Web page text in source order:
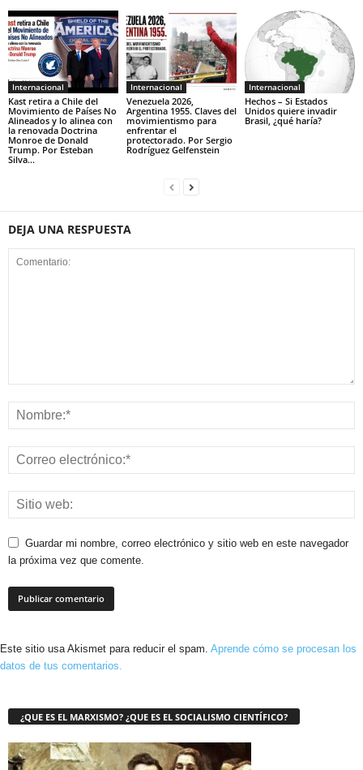
Internacional
Kast retira a Chile del
Movimiento de Países No
Alineados y lo alinea con
la renovada Doctrina
Monroe de Donald
Trump. Por Esteban
Silva...
Internacional
Venezuela 2026,
Argentina 1955. Claves del
movimientismo para
enfrentar el
protectorado. Por Sergio
Rodríguez Gelfenstein
Internacional
Hechos – Si Estados
Unidos quiere invadir
Brasil, ¿qué haría?
DEJA UNA RESPUESTA
Guardar mi nombre, correo electrónico y sitio web en este navegador
la próxima vez que comente.
Este sitio usa Akismet para reducir el spam. Aprende cómo se procesan los
datos de tus comentarios.
¿QUE ES EL MARXISMO? ¿QUE ES EL SOCIALISMO CIENTÍFICO?